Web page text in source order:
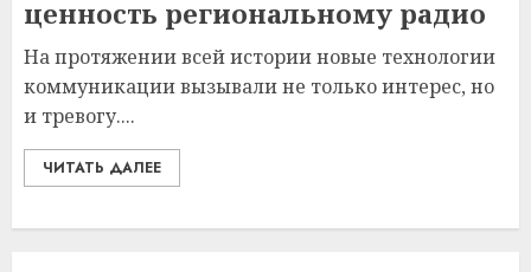
ценность региональному радио
На протяжении всей истории новые технологии
коммуникации вызывали не только интерес, но
и тревогу....
ЧИТАТЬ ДАЛЕЕ